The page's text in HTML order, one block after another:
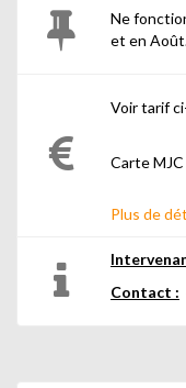
Ne
et en
Voir tarif
Carte
Plus de
Contact :